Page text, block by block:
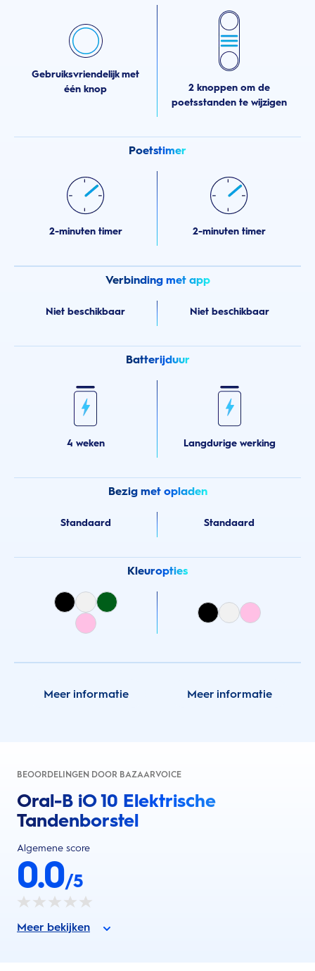
Gebruiksvriendelijk met
één knop
2 knoppen om de
poetsstanden te wijzigen
Poetstimer
2-minuten timer 2-minuten timer
Verbinding met app
Niet beschikbaar Niet beschikbaar
Batterijduur
4 weken Langdurige werking
Bezig met opladen
Standaard Standaard
Kleuropties
Meer informatie Meer informatie
BEOORDELINGEN DOOR BAZAARVOICE
Oral-B iO 10 Elektrische
Tandenborstel
Algemene score
0.0/5
Meer bekijken